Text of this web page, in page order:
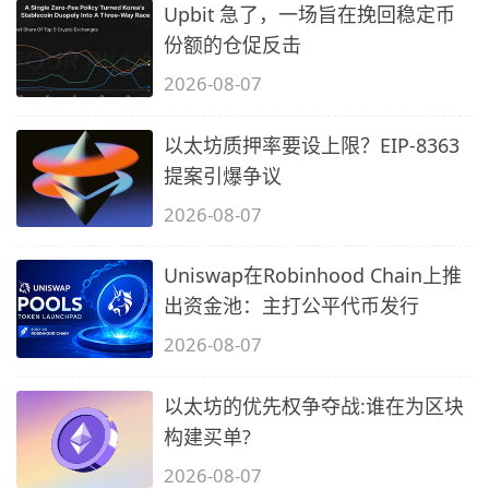
Upbit 急了，一场旨在挽回稳定币
份额的仓促反击
2026-08-07
以太坊质押率要设上限？EIP-8363
提案引爆争议
2026-08-07
Uniswap在Robinhood Chain上推
出资金池：主打公平代币发行
2026-08-07
以太坊的优先权争夺战:谁在为区块
构建买单?
2026-08-07